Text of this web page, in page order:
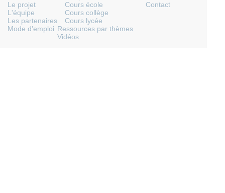
Le projet
L'équipe
Les partenaires
Mode d'emploi
Cours école
Cours collège
Cours lycée
Ressources par thèmes
Vidéos
Contact